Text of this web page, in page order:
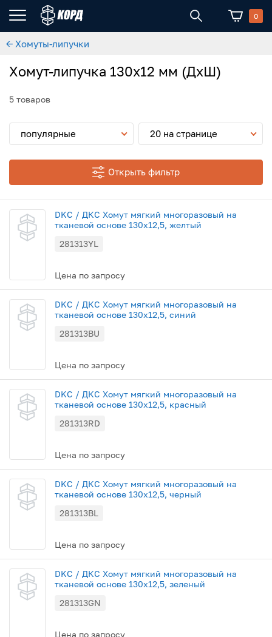
0
← Хомуты-липучки
Хомут-липучка 130х12 мм (ДхШ)
5 товаров
популярные 20 на странице
Открыть фильтр
DKC / ДКС Хомут мягкий многоразовый на
тканевой основе 130x12,5, желтый
281313YL
Цена по запросу
DKC / ДКС Хомут мягкий многоразовый на
тканевой основе 130x12,5, синий
281313BU
Цена по запросу
DKC / ДКС Хомут мягкий многоразовый на
тканевой основе 130x12,5, красный
281313RD
Цена по запросу
DKC / ДКС Хомут мягкий многоразовый на
тканевой основе 130x12,5, черный
281313BL
Цена по запросу
DKC / ДКС Хомут мягкий многоразовый на
тканевой основе 130x12,5, зеленый
281313GN
Цена по запросу